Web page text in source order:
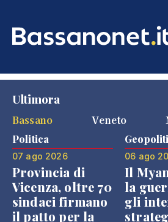
Ultimora
Bassano
Veneto
Politica
07 ago 2026
Provincia di
Vicenza, oltre 70
sindaci firmano
il patto per la
06 ago
Il
la
gli